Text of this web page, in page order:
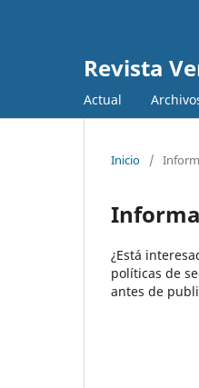
Revista
Actual
Inicio /
¿Está
políticas de
antes de